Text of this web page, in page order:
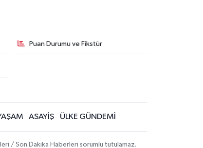
Puan Durumu ve Fikstür
ASAYİŞ ÜLKE GÜNDEMİ
/ Son Dakika Haberleri sorumlu tutulamaz.